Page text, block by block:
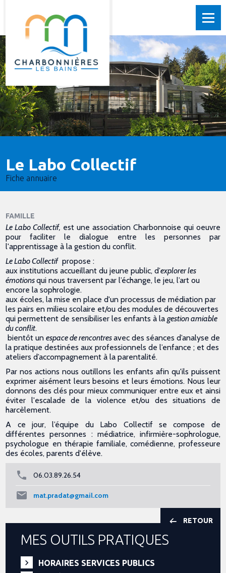
Le Labo Collectif
Fiche annuaire
FAMILLE
Le Labo Collectif, est une association Charbonnoise qui oeuvre
pour faciliter le dialogue entre les personnes par
l'apprentissage à la gestion du conflit.
Le Labo Collectifpropose :
aux institutions accueillant du jeune public, d’explorer les
émotionsqui nous traversent par l’échange, le jeu, l’art ou
encore la sophrologie.
aux écoles, la mise en place d'un processus de médiation par
les pairs en milieu scolaire et/ou des modules de découvertes
qui permettent de sensibiliser les enfants à lagestion amiable
du conflit.
bientôt unespace de rencontresavec des séances d’analyse de
la pratique destinées aux professionnels de l’enfance ; et des
ateliers d’accompagnement à la parentalité.
Par nos actions nous outillons les enfants afin qu'ils puissent
exprimer aisément leurs besoins et leurs émotions. Nous leur
donnons des clés pour mieux communiquer entre eux et ainsi
éviter l'escalade de la violence et/ou des situations de
harcèlement.
A ce jour, l’équipe du Labo Collectif se compose de
différentes personnes : médiatrice, infirmière-sophrologue,
psychologue en thérapie familiale, comédienne, professeure
des écoles, parents d'élève.
06.03.89.26.54
mat.pradat@gmail.com
RETOUR
MES OUTILS PRATIQUES
HORAIRES SERVICES PUBLICS